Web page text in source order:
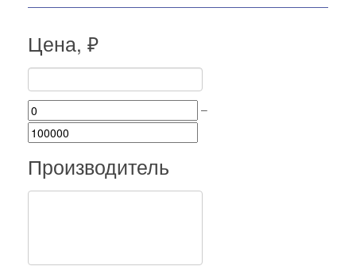
Цена, ₽
–
Производитель